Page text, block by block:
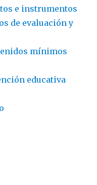
e instrumentos
de evaluación y
mínimos
educativa